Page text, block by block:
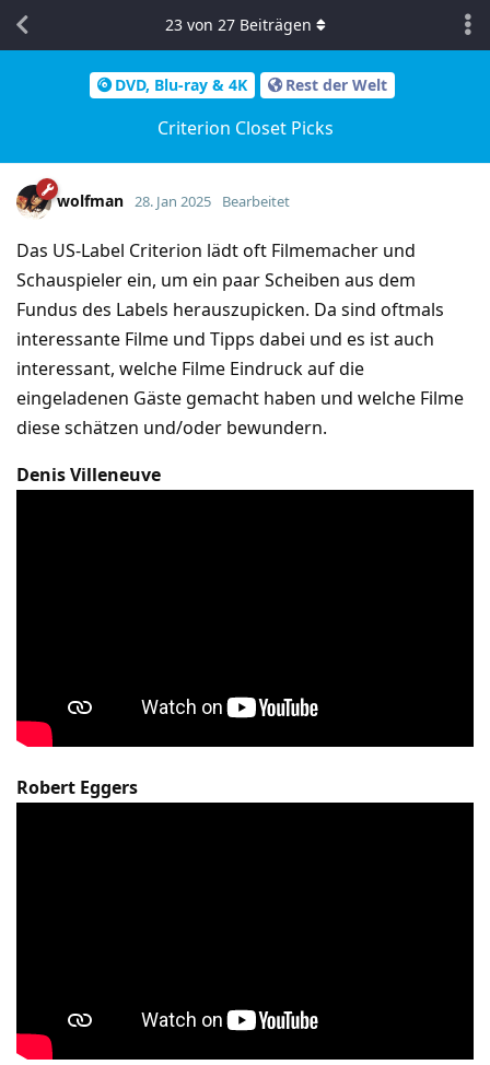
DVD, Blu-ray & 4K Rest der Welt
Criterion Closet Picks
23von 27Beiträgen
wolfman 28. Jan 2025 Bearbeitet
Das US-Label Criterion lädt oft Filmemacher und
Schauspieler ein, um ein paar Scheiben aus dem
Fundus des Labels herauszupicken. Da sind oftmals
interessante Filme und Tipps dabei und es ist auch
interessant, welche Filme Eindruck auf die
eingeladenen Gäste gemacht haben und welche Filme
diese schätzen und/oder bewundern.
Denis Villeneuve
Robert Eggers